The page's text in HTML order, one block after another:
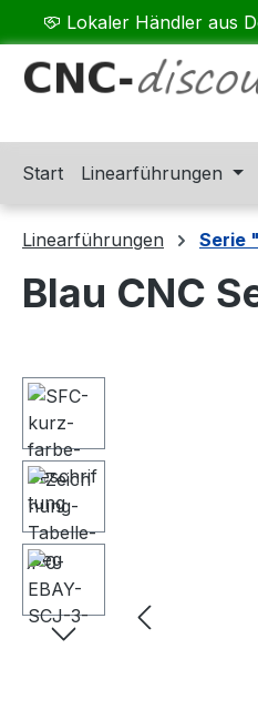
Hauptinhalt springen
Zur Suche springen
Zur Hauptnavigation
Lokaler Händler aus
Start Linearführungen
Linearführungen Serie
Blau CNC
Bildergalerie überspringen